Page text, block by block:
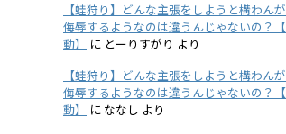
【蛙狩り】どんな主張をしようと構わん
侮辱するようなのは違うんじゃないの？
動】
に とーりすがり より
【蛙狩り】どんな主張をしようと構わん
侮辱するようなのは違うんじゃないの？
動】
に ななし より